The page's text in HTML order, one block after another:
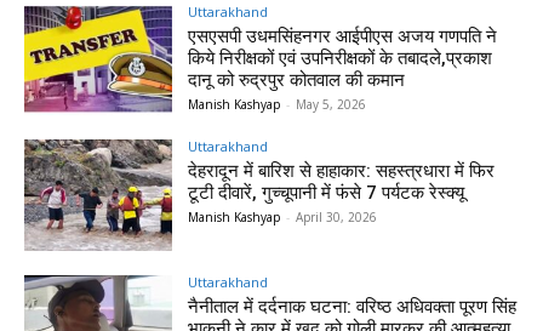
Uttarakhand
एसएसपी उधमसिंहनगर आईपीएस अजय गणपति ने
किये निरीक्षकों एवं उपनिरीक्षकों के तबादले,प्रकाश
दानू को रुद्रपुर कोतवाल की कमान
Manish Kashyap - May 5, 2026
Uttarakhand
देहरादून में बारिश से हाहाकार: सहस्त्रधारा में फिर
टूटी दीवारें, गुच्चूपानी में फंसे 7 पर्यटक रेस्क्यू
Manish Kashyap - April 30, 2026
Uttarakhand
नैनीताल में दर्दनाक घटना: वरिष्ठ अधिवक्ता पूरण सिंह